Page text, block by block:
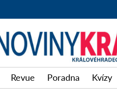
Revue Poradna Kvízy